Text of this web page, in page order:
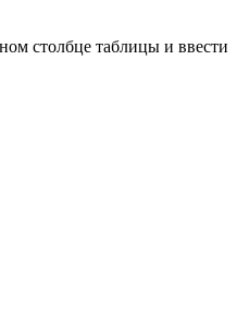
столбце таблицы и ввести